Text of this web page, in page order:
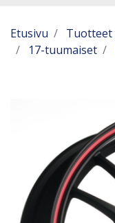
Etusivu Tuotteet
17-tuumaiset